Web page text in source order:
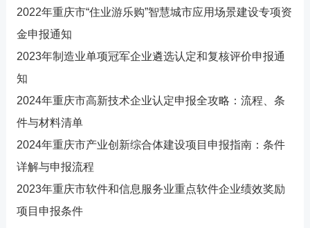
2022年重庆市“住业游乐购”智慧城市应用场景建设专项资
金申报通知
2023年制造业单项冠军企业遴选认定和复核评价申报通
知
2024年重庆市高新技术企业认定申报全攻略：流程、条
件与材料清单
2024年重庆市产业创新综合体建设项目申报指南：条件
详解与申报流程
2023年重庆市软件和信息服务业重点软件企业绩效奖励
项目申报条件